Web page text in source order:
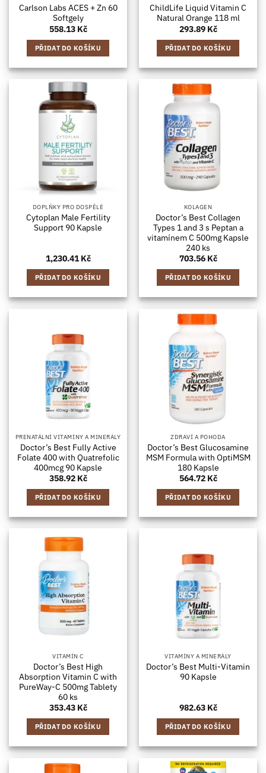
Carlson Labs ACES + Zn 60
Softgely
558.13 Kč
PŘIDAT DO KOŠÍKU
ChildLife Liquid Vitamin C
Natural Orange 118 ml
293.89 Kč
PŘIDAT DO KOŠÍKU
DOPLŇKY PRO DOSPĚLÉ
Cytoplan Male Fertility
Support 90 Kapsle
1,230.41Kč
PŘIDAT DO KOŠÍKU
KOLAGEN
Doctor’s Best Collagen
Types 1 and 3 s Peptan a
vitamínem C 500mg Kapsle
240 ks
703.56 Kč
PŘIDAT DO KOŠÍKU
PRENATÁLNÍ VITAMÍNY A MINERÁLY
Doctor’s Best Fully Active
Folate 400 with Quatrefolic
400mcg 90 Kapsle
358.92 Kč
PŘIDAT DO KOŠÍKU
ZDRAVÍ A POHODA
Doctor’s Best Glucosamine
MSM Formula with OptiMSM
180 Kapsle
564.72 Kč
PŘIDAT DO KOŠÍKU
VITAMÍN C
Doctor’s Best High
Absorption Vitamin C with
PureWay-C 500mg Tablety
60 ks
353.43 Kč
PŘIDAT DO KOŠÍKU
VITAMÍNY A MINERÁLY
Doctor’s Best Multi-Vitamin
90 Kapsle
982.63 Kč
PŘIDAT DO KOŠÍKU